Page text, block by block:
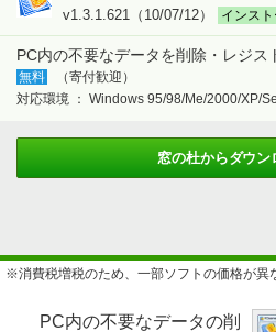
v1.3.1.621（10/07/12） インス
PC内の不要なデータを削除・レジス
無料
（寄付歓迎）
対応環境 ： Windows 95/98/Me/2000/XP/
窓の杜からダウン
※消費税増税のため、一部ソフトの価格が異
PC内の不要なデータの削